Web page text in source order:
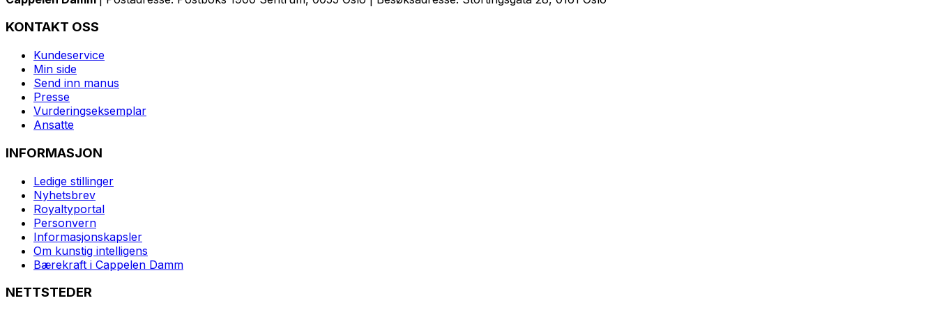
KONTAKT OSS
Kundeservice
Min side
Send inn manus
Presse
Vurderingseksemplar
Ansatte
INFORMASJON
Ledige stillinger
Nyhetsbrev
Royaltyportal
Personvern
Informasjonskapsler
Om kunstig intelligens
Bærekraft i Cappelen Damm
NETTSTEDER